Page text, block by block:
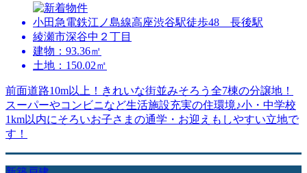
小田急電鉄江ノ島線高座渋谷駅徒歩48 長後駅
綾瀬市深谷中２丁目
建物：93.36㎡
土地：150.02㎡
前面道路10m以上！きれいな街並みそろう全7棟の分譲地！
スーパーやコンビニなど生活施設充実の住環境♪小・中学校
1km以内にそろいお子さまの通学・お迎えもしやすい立地で
す！